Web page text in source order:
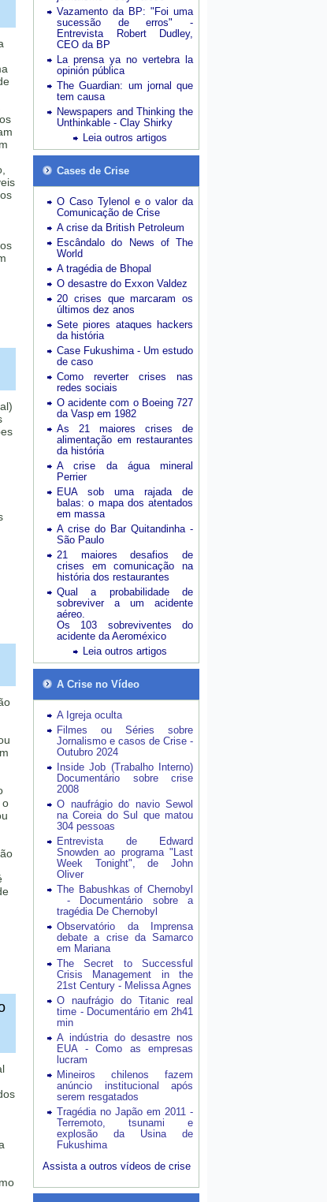
o
Vazamento da BP: "Foi uma
sucessão de erros" -
Entrevista Robert Dudley,
CEO da BP
La prensa ya no vertebra la
opinión pública
The Guardian: um jornal que
tem causa
Newspapers and Thinking the
Unthinkable - Clay Shirky
Leia outros artigos
Cases de Crise
O Caso Tylenol e o valor da
Comunicação de Crise
A crise da British Petroleum
Escândalo do News of The
World
A tragédia de Bhopal
O desastre do Exxon Valdez
20 crises que marcaram os
últimos dez anos
Sete piores ataques hackers
da história
Case Fukushima - Um estudo
de caso
Como reverter crises nas
redes sociais
O acidente com o Boeing 727
da Vasp em 1982
As 21 maiores crises de
alimentação em restaurantes
da história
A crise da água mineral
Perrier
EUA sob uma rajada de
balas: o mapa dos atentados
em massa
A crise do Bar Quitandinha -
São Paulo
21 maiores desafios de
crises em comunicação na
história dos restaurantes
Qual a probabilidade de
sobreviver a um acidente
aéreo.
Os 103 sobreviventes do
acidente da Aeroméxico
Leia outros artigos
A Crise no Vídeo
A Igreja oculta
Filmes ou Séries sobre
Jornalismo e casos de Crise -
Outubro 2024
Inside Job (Trabalho Interno)
Documentário sobre crise
2008
O naufrágio do navio Sewol
na Coreia do Sul que matou
304 pessoas
Entrevista de Edward
Snowden ao programa "Last
Week Tonight", de John
Oliver
The Babushkas of Chernobyl
- Documentário sobre a
tragédia De Chernobyl
Observatório da Imprensa
debate a crise da Samarco
em Mariana
The Secret to Successful
Crisis Management in the
21st Century - Melissa Agnes
O naufrágio do Titanic real
time - Documentário em 2h41
min
A indústria do desastre nos
EUA - Como as empresas
lucram
Mineiros chilenos fazem
anúncio institucional após
serem resgatados
Tragédia no Japão em 2011 -
Terremoto, tsunami e
explosão da Usina de
Fukushima
Assista a outros vídeos de crise